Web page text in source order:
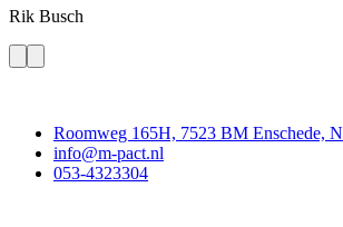
Rik Busch
Roomweg 165H, 7523 BM Enschede,
info@m-pact.nl
053-4323304